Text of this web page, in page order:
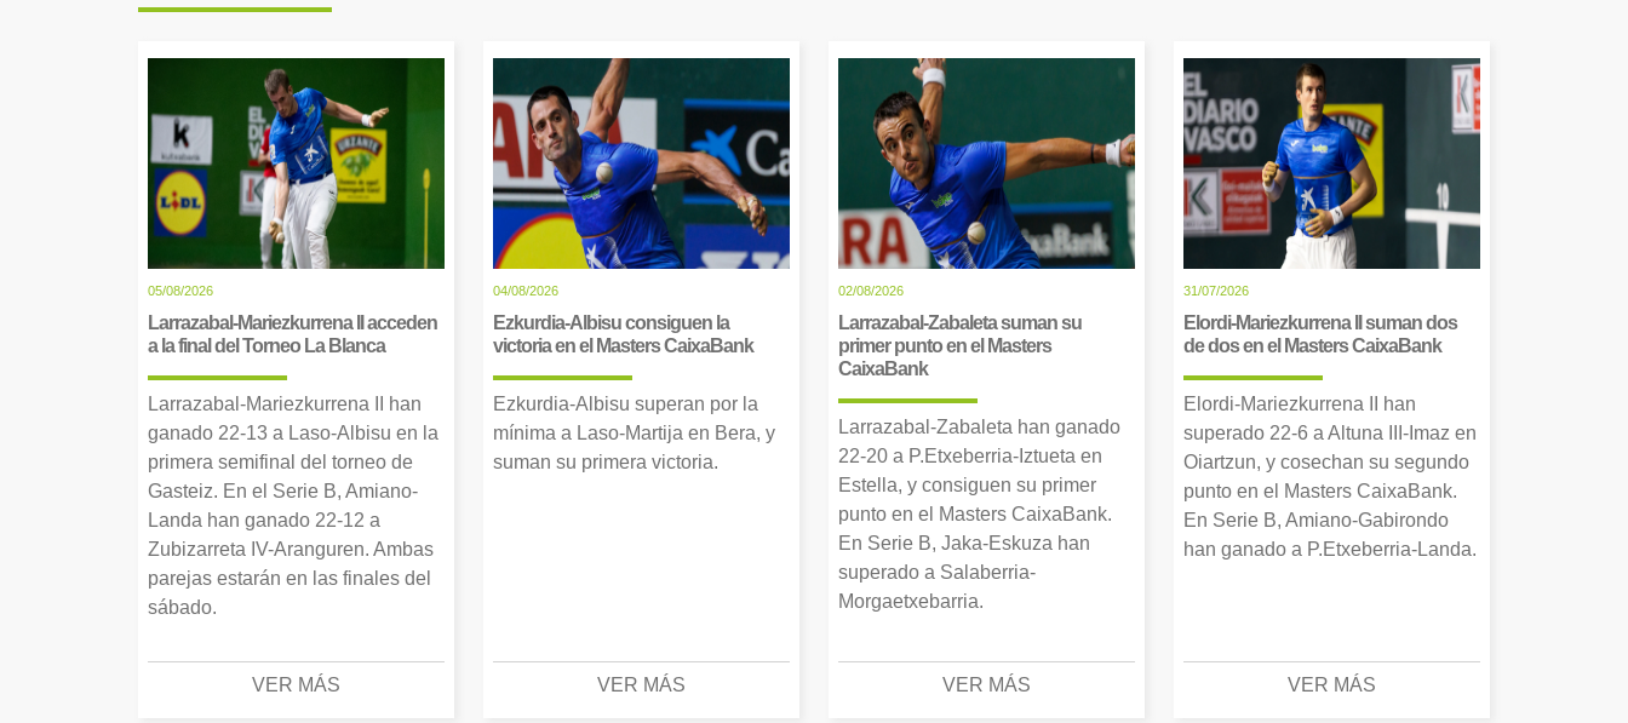
05/08/2026
Larrazabal-Mariezkurrena II acceden
a la final del Torneo La Blanca
Larrazabal-Mariezkurrena II han
ganado 22-13 a Laso-Albisu en la
primera semifinal del torneo de
Gasteiz. En el Serie B, Amiano-
Landa han ganado 22-12 a
Zubizarreta IV-Aranguren. Ambas
parejas estarán en las finales del
sábado.
VER MÁS
04/08/2026
Ezkurdia-Albisu consiguen la
victoria en el Masters CaixaBank
Ezkurdia-Albisu superan por la
mínima a Laso-Martija en Bera, y
suman su primera victoria.
VER MÁS
02/08/2026
Larrazabal-Zabaleta suman su
primer punto en el Masters
CaixaBank
Larrazabal-Zabaleta han ganado
22-20 a P.Etxeberria-Iztueta en
Estella, y consiguen su primer
punto en el Masters CaixaBank.
En Serie B, Jaka-Eskuza han
superado a Salaberria-
Morgaetxebarria.
VER MÁS
31/07/2026
Elordi-Mariezkurrena II suman dos
de dos en el Masters CaixaBank
Elordi-Mariezkurrena II han
superado 22-6 a Altuna III-Imaz en
Oiartzun, y cosechan su segundo
punto en el Masters CaixaBank.
En Serie B, Amiano-Gabirondo
han ganado a P.Etxeberria-Landa.
VER MÁS